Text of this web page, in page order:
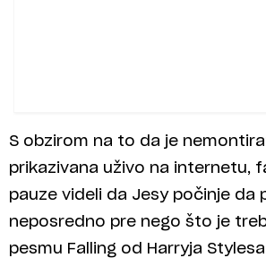
S obzirom na to da je
prikazivana uživo na internetu,
pauze videli da Jesy počinje da
neposredno pre nego što je
pesmu Falling od Harryja